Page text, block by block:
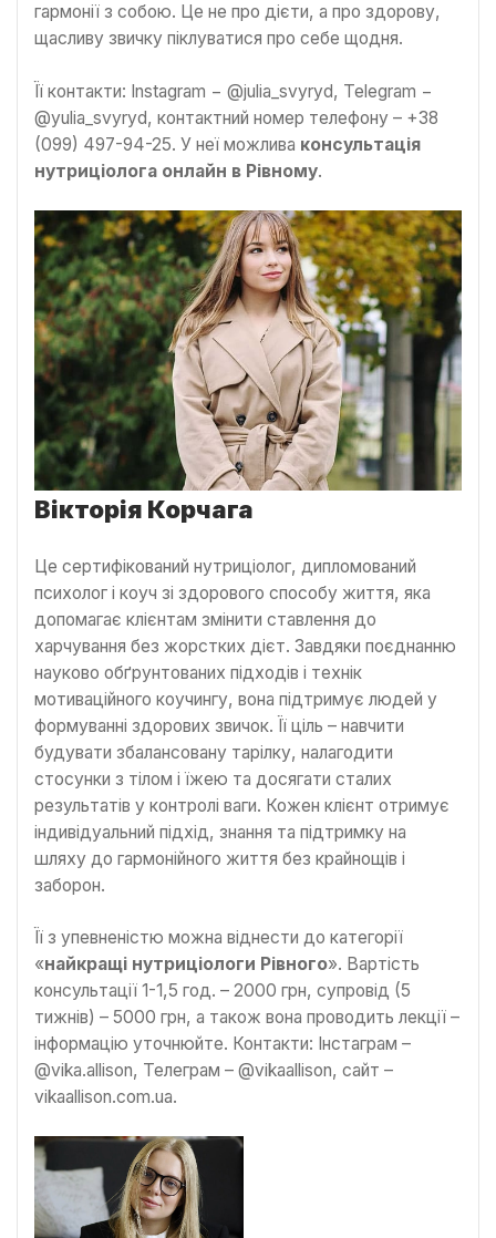
гармонії з собою. Це не про дієти, а про здорову,
щасливу звичку піклуватися про себе щодня.
Її контакти: Instagram − @julia_svyryd, Telegram −
@yulia_svyryd, контактний номер телефону – +38
(099) 497-94-25. У неї можлива консультація
нутриціолога онлайн в Рівному.
Вікторія Корчага
Це сертифікований нутриціолог, дипломований
психолог і коуч зі здорового способу життя, яка
допомагає клієнтам змінити ставлення до
харчування без жорстких дієт. Завдяки поєднанню
науково обґрунтованих підходів і технік
мотиваційного коучингу, вона підтримує людей у
формуванні здорових звичок. Її ціль – навчити
будувати збалансовану тарілку, налагодити
стосунки з тілом і їжею та досягати сталих
результатів у контролі ваги. Кожен клієнт отримує
індивідуальний підхід, знання та підтримку на
шляху до гармонійного життя без крайнощів і
заборон.
Її з упевненістю можна віднести до категорії
«найкращі нутриціологи Рівного». Вартість
консультації 1-1,5 год. – 2000 грн, супровід (5
тижнів) – 5000 грн, а також вона проводить лекції –
інформацію уточнюйте. Контакти: Інстаграм –
@vika.allison, Телеграм – @vikaallison, сайт –
vikaallison.com.ua.